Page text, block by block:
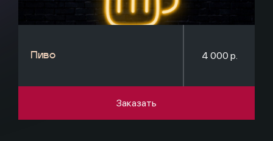
Пиво 4 000 р.
Заказать